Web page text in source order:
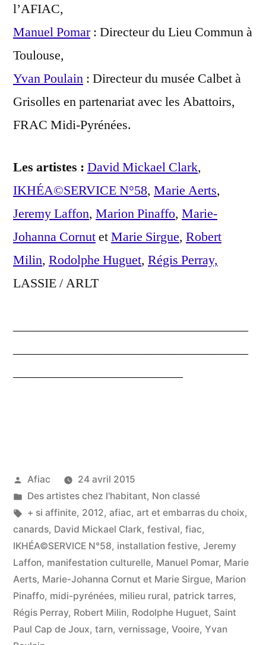
l’AFIAC,
Manuel Pomar: Directeur du Lieu Commun à
Toulouse,
Yvan Poulain : Directeur du musée Calbet à
Grisolles en partenariat avec les Abattoirs,
FRAC Midi-Pyrénées.
Les artistes : David Mickael Clark,
IKHÉA©SERVICE N°58, Marie Aerts,
Jeremy Laffon, Marion Pinaffo, Marie-
Johanna CornutetMarie Sirgue, Robert
Milin, Rodolphe Huguet, Régis Perray,
LASSIE / ARLT
Publié
par
Afiac
24 avril 2015
Publié
dans
Des artistes chez l'habitant, Non classé
Étiquettes :
+ si affinite, 2012, afiac, art et embarras du choix,
canards, David Mickael Clark, festival, fiac,
IKHÉA©SERVICE N°58, installation festive, Jeremy
Laffon, manifestation culturelle, Manuel Pomar, Marie
Aerts, Marie-Johanna Cornut et Marie Sirgue, Marion
Pinaffo, midi-pyrénées, milieu rural, patrick tarres,
Régis Perray, Robert Milin, Rodolphe Huguet, Saint
Paul Cap de Joux, tarn, vernissage, Vooire, Yvan